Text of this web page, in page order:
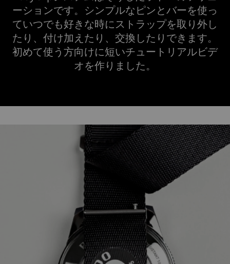
ーションです。シンプルなピンとバーを使っ
ていつでも好きな時にストラップを取り外し
たり、付け加えたり、交換したりできます。
初めて使う方向けに短いチュートリアルビデ
オを作りました。